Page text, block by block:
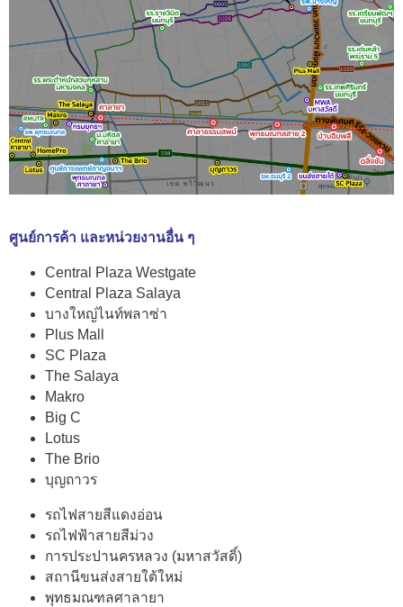
ศูนย์การค้า และหน่วยงานอื่น ๆ
Central Plaza Westgate
Central Plaza Salaya
บางใหญ่ไนท์พลาซ่า
Plus Mall
SC Plaza
The Salaya
Makro
Big C
Lotus
The Brio
บุญถาวร
รถไฟสายสีแดงอ่อน
รถไฟฟ้าสายสีม่วง
การประปานครหลวง (มหาสวัสดิ์)
สถานีขนส่งสายใต้ใหม่
พุทธมณฑลศาลายา